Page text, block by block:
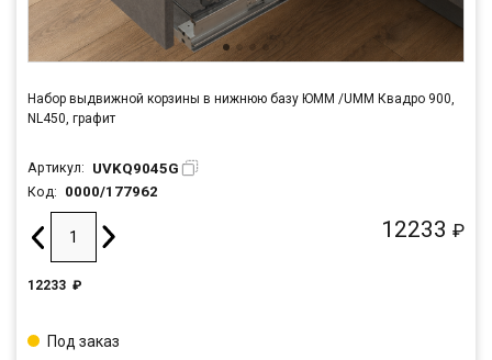
Набор выдвижной корзины в нижнюю базу ЮММ /UMM Квадро 900,
NL450, графит
Артикул: UVKQ9045G
Код: 0000/177962
12233 ₽
12233 ₽
Под заказ